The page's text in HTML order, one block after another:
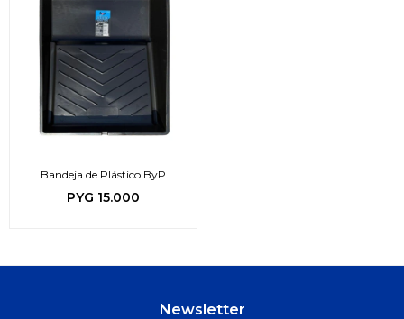
Bandeja de Plástico ByP
PYG 15.000
Newsletter